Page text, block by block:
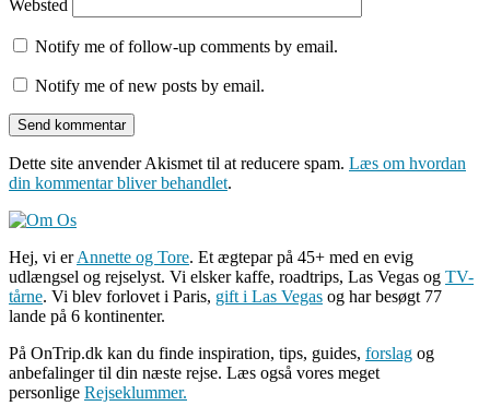
Websted
Notify me of follow-up comments by email.
Notify me of new posts by email.
Dette site anvender Akismet til at reducere spam. Læs om hvordan
din kommentar bliver behandlet.
Hej, vi erAnnette og Tore. Et ægtepar på 45+ med en evig
udlængsel og rejselyst. Vi elsker kaffe, roadtrips, Las Vegas og TV-
tårne. Vi blev forlovet i Paris, gift i Las Vegas og har besøgt 77
lande på 6 kontinenter.
På OnTrip.dk kan du finde inspiration, tips, guides, forslag og
anbefalinger til din næste rejse. Læs også vores meget
personlige Rejseklummer.